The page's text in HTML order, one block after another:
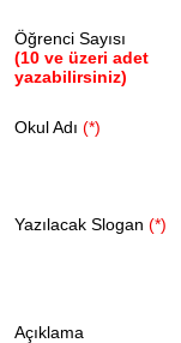
Öğrenci Sayısı
(10 ve üzeri adet
yazabilirsiniz)
Okul Adı (*)
Yazılacak Slogan (*)
Açıklama